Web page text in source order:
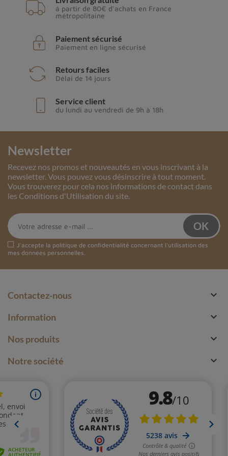
à partir de 80€ d'achats en France
métropolitaine
Paiement sécurisé
Paiement en ligne sécurisé
Retours faciles
Délai de 14 jours
Service client
du lundi au vendredi de 9h à 18h
Newsletter
Recevez nos promos et nouveautés en vous inscrivant à la
newsletter. Vous pouvez vous désinscrire à tout moment.
Vous trouverez pour cela nos informations de contact dans
les Conditions d'Utilisation du site.
J'accepte la politique de confidentialité concernant l'utilisation des
mes données personnelles.
Contactez-nous 
Information 
Nos produits 
Notre société 